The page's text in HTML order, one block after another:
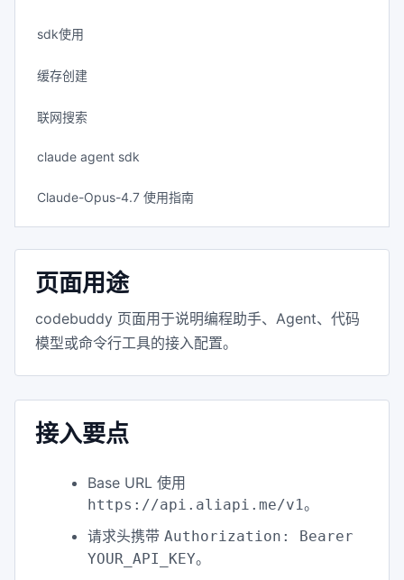
sdk使用
缓存创建
联网搜索
claude agent sdk
Claude-Opus-4.7 使用指南
页面用途
codebuddy 页面用于说明编程助手、Agent、代码
模型或命令行工具的接入配置。
接入要点
Base URL 使用
https://api.aliapi.me/v1。
请求头携带 Authorization: Bearer
YOUR_API_KEY。